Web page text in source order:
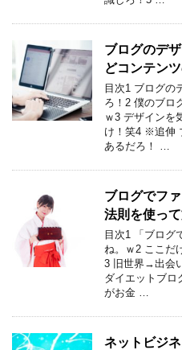
ブログのデ
どコンテン
目次1 ブログの
ろ！2 僕のブロ
ｗ3 デザインを
け！笑4 ※追伸
あるだろ！ …
ブログでフ
法則を使っ
目次1 「ブログ
ね。ｗ2 ここだ
3 旧世界→出会
ダイエットブロ
がお金 …
ネットビジ